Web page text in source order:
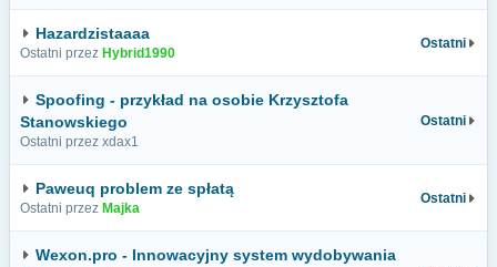
Hazardzistaaaa
Ostatni przez Hybrid1990
Ostatni
Spoofing - przykład na osobie Krzysztofa
Stanowskiego
Ostatni przez xdax1
Ostatni
Paweuq problem ze spłatą
Ostatni przez Majka
Ostatni
Wexon.pro - Innowacyjny system wydobywania